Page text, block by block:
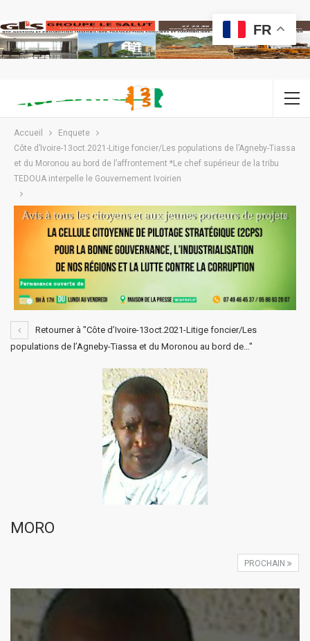
Accueil
Enquete
Côte d’Ivoire-13oct.2021-Litige foncier/Les populations de l’Agneby-Tiassa
et du Moronou au bord de l’affrontement *Le chef supérieur de la tribu
TEDOUA interpelle le Gouvernement Ivoirien
Retourner à "Côte d’Ivoire-13oct.2021-Litige foncier/Les
populations de l’Agneby-Tiassa et du Moronou au bord de…"
MORO
PROCHAIN
FR